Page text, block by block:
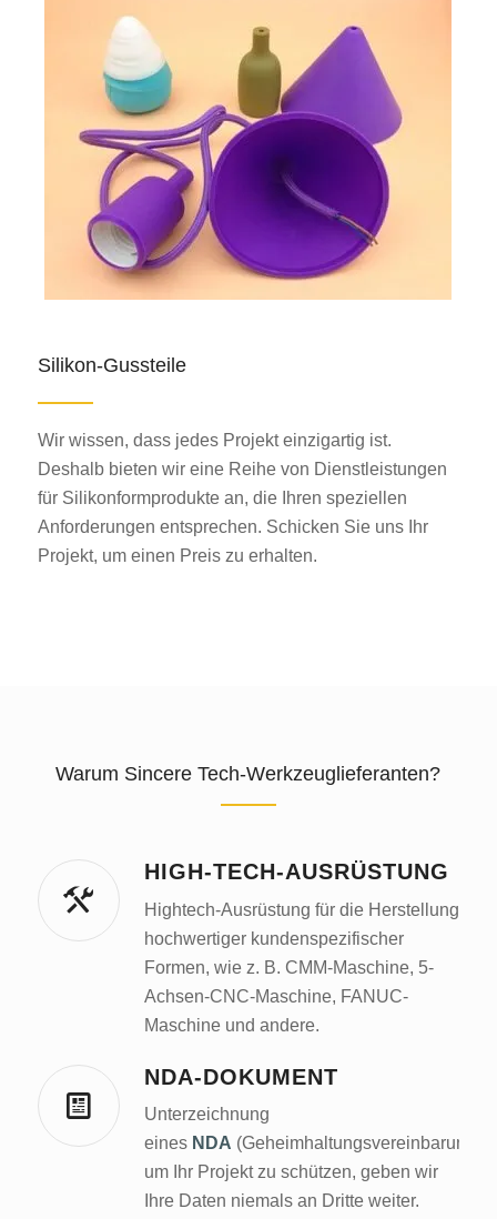
Silikon-Gussteile
Wir wissen, dass jedes Projekt einzigartig ist.
Deshalb bieten wir eine Reihe von Dienstleistungen
für Silikonformprodukte an, die Ihren speziellen
Anforderungen entsprechen. Schicken Sie uns Ihr
Projekt, um einen Preis zu erhalten.
Warum Sincere Tech-Werkzeuglieferanten?
HIGH-TECH-AUSRÜSTUNG
Hightech-Ausrüstung für die Herstellung
hochwertiger kundenspezifischer
Formen, wie z. B. CMM-Maschine, 5-
Achsen-CNC-Maschine, FANUC-
Maschine und andere.
NDA-DOKUMENT
Unterzeichnung
eines NDA (Geheimhaltungsvereinbarung),
um Ihr Projekt zu schützen, geben wir
Ihre Daten niemals an Dritte weiter.